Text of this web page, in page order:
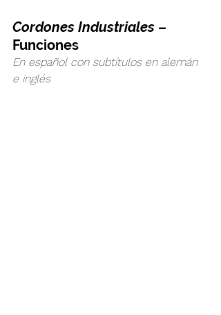
Cordones Industriales –
Funciones
En español con subtítulos en alemán
e inglés